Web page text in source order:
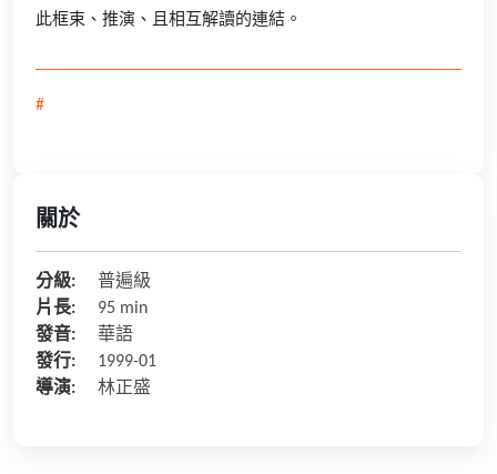
此框束、推演、且相互解讀的連結。
#
關於
分級:
普遍級
片長:
95 min
發音:
華語
發行:
1999-01
導演:
林正盛